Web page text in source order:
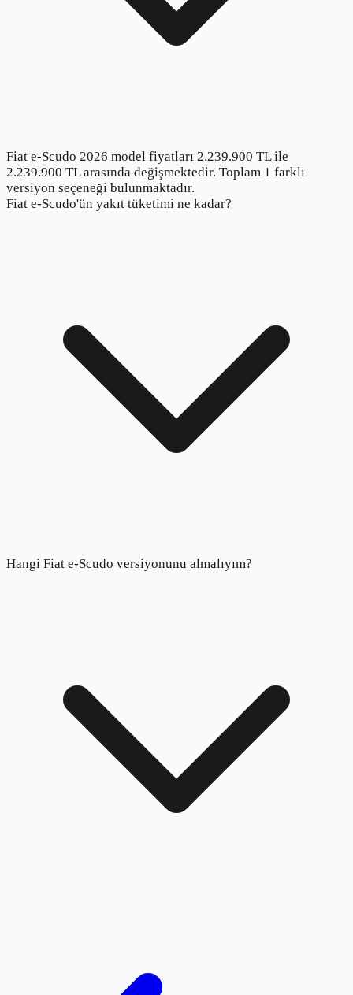
Fiat e-Scudo 2026 model fiyatları 2.239.900 TL ile
2.239.900 TL arasında değişmektedir. Toplam 1 farklı
versiyon seçeneği bulunmaktadır.
Fiat e-Scudo'ün yakıt tüketimi ne kadar?
Hangi Fiat e-Scudo versiyonunu almalıyım?